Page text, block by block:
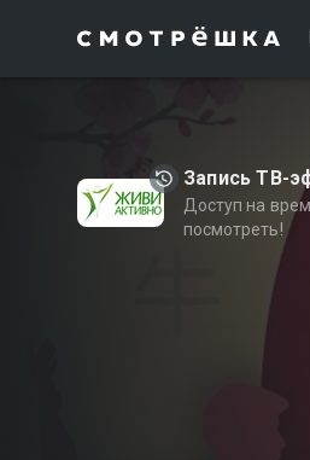
Запись ТВ-
Доступ на
посмотреть!